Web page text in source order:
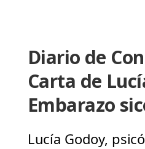
Diario de
Carta de
Embarazo
Lucía Godoy,